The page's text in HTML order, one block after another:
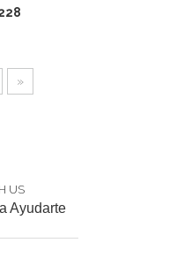
»
US
Ayudarte